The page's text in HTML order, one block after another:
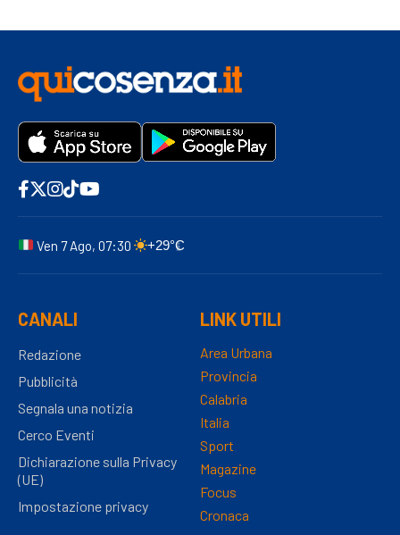
Ven 7 Ago, 07:30 +29°C
CANALI
Redazione
Pubblicità
Segnala una notizia
Cerco Eventi
Dichiarazione sulla Privacy
(UE)
Impostazione privacy
LINK UTILI
Area Urbana
Provincia
Calabria
Italia
Sport
Magazine
Focus
Cronaca